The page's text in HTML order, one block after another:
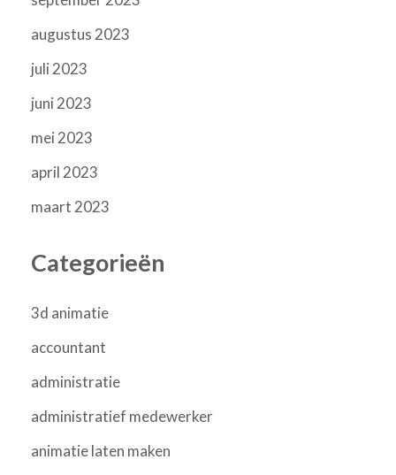
augustus 2023
juli 2023
juni 2023
mei 2023
april 2023
maart 2023
Categorieën
3d animatie
accountant
administratie
administratief medewerker
animatie laten maken